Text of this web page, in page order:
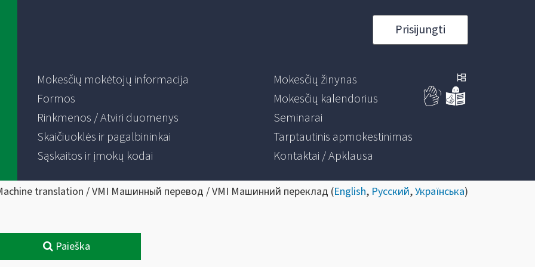
Prisijungti
Mokesčių mokėtojų informacija
Formos
Rinkmenos / Atviri duomenys
Skaičiuoklės ir pagalbininkai
Sąskaitos ir įmokų kodai
Mokesčių žinynas
Mokesčių kalendorius
Seminarai
Tarptautinis apmokestinimas
Kontaktai / Apklausa
translation / VMI Машинный перевод / VMI Машинний переклад (English, Русский,Українська)
Paieška